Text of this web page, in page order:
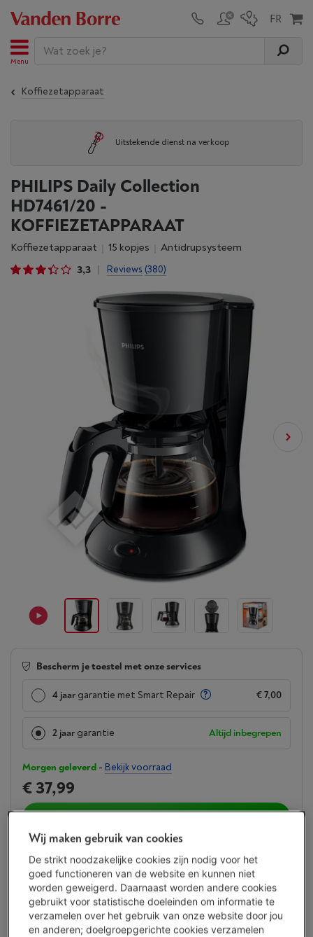
Menu
Koffiezetapparaat
De laagsteprijsgarantie
PHILIPS Daily Collection
HD7461/20 -
KOFFIEZETAPPARAAT
Koffiezetapparaat 15 kopjes
Antidrupsysteem
3,3
Reviews (380)
Bescherm je toestel met onze services
4 jaar garantie met Smart Repair € 7,00
2 jaar garantie Altijd inbegrepen
Morgen geleverd - Bekijk voorraad
€ 37,99
Vergelijken
´´Lekkere koffie en makkelijk in gebruik´´
Wij maken gebruik van cookies
De strikt noodzakelijke cookies zijn nodig voor het
goed functioneren van de website en kunnen niet
worden geweigerd. Daarnaast worden andere cookies
gebruikt voor statistische doeleinden om informatie te
verzamelen over het gebruik van onze website door jou
en anderen; doelgroepgerichte cookies verzamelen